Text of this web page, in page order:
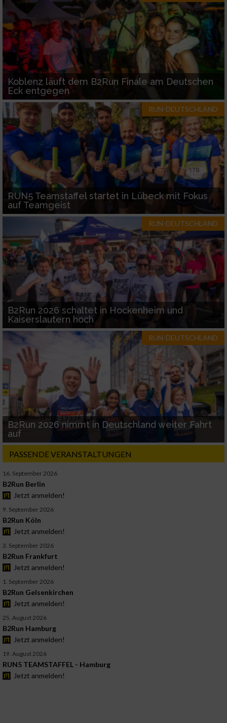
Koblenz läuft dem B2Run Finale am Deutschen
Eck entgegen
RUN-DEUTSCHLAND
RUN5 Teamstaffel startet in Lübeck mit Fokus
auf Teamgeist
RUN-DEUTSCHLAND
B2Run 2026 schaltet in Hockenheim und
Kaiserslautern hoch
RUN-DEUTSCHLAND
B2Run 2026 nimmt in Deutschland weiter Fahrt
auf
PASSENDE VERANSTALTUNGEN
16. September 2026
B2Run Berlin
Jetzt anmelden!
9. September 2026
B2Run Köln
Jetzt anmelden!
3. September 2026
B2Run Frankfurt
Jetzt anmelden!
1. September 2026
B2Run Gelsenkirchen
Jetzt anmelden!
25. August 2026
B2Run Hamburg
Jetzt anmelden!
19. August 2026
RUN5 TEAMSTAFFEL - Hamburg
Jetzt anmelden!